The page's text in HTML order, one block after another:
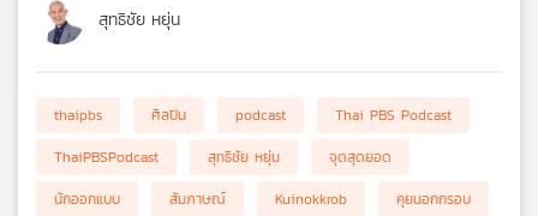
สุทธิชัย หยุ่น
thaipbs ศิลปิน podcast
Thai PBS Podcast
ThaiPBSPodcast
สุทธิชัย หยุ่น
จุดสุดยอด
นักออกแบบ
สัมภาษณ์ Kuinokkrob
คุยนอกกรอบ